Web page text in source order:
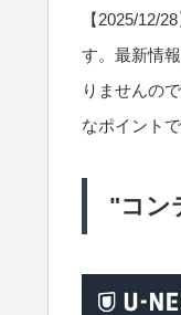
【2025/12/28
す。最新情
りませんの
なポイント
"コン